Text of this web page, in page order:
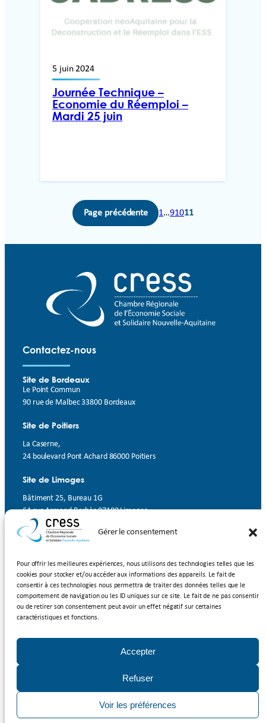
Gérer le consentement
Pour offrir les meilleures expériences, nous utilisons des technologies telles que les
cookies pour stocker et/ou accéder aux informations des appareils. Le fait de
consentir à ces technologies nous permettra de traiter des données telles que le
comportement de navigation ou les ID uniques sur ce site. Le fait de ne pas consentir
ou de retirer son consentement peut avoir un effet négatif sur certaines
caractéristiques et fonctions.
Accepter
Refuser
Voir les préférences
5 juin 2024
Journée Technique –
Economie du Réemploi –
Mardi 25 juin
Page précédente 1…91011
Contactez-nous
Site de Bordeaux
Le Point Commun
90 rue de Malbec 33800 Bordeaux
Site de Poitiers
La Caserne,
24 boulevard Pont Achard 86000 Poitiers
Site de Limoges
Bâtiment 25, Bureau 1G
64 rue Armand Barbès 87100 Limoges
Contact
LinkedIn Facebook YouTube
Inscrivez-vous à notre newsletter
Adhérer à la CRESS Nouvelle-Aquitaine
2025